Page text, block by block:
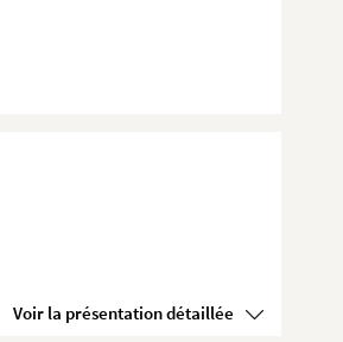
Voir la présentation détaillée